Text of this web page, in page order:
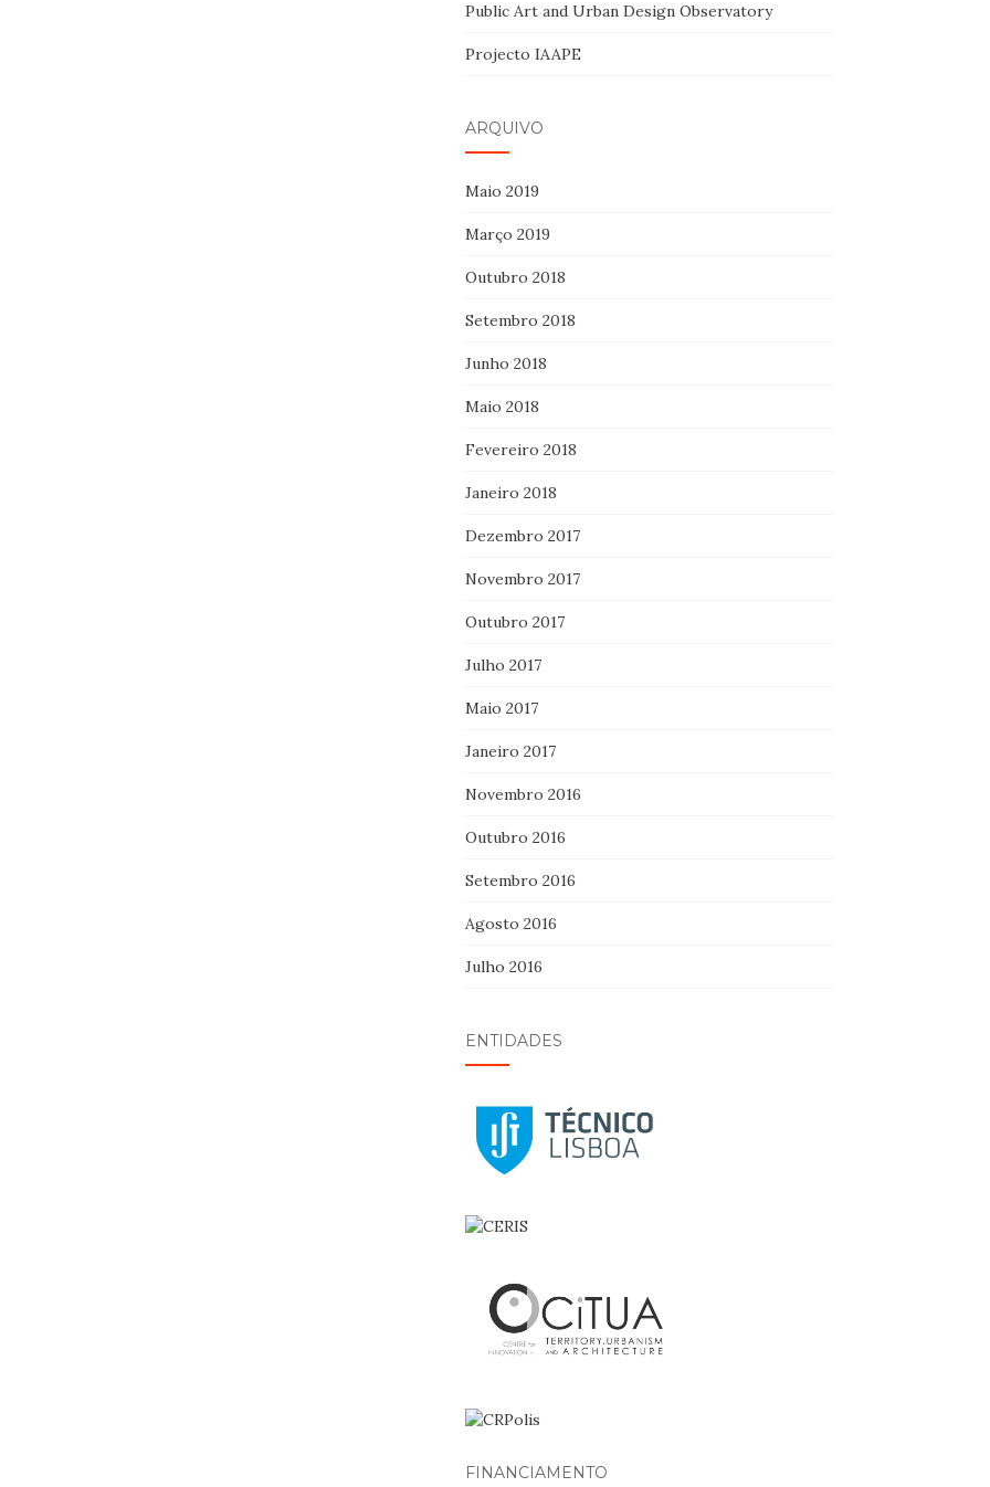
Public Art and Urban Design Observatory
Projecto IAAPE
ARQUIVO
Maio 2019
Março 2019
Outubro 2018
Setembro 2018
Junho 2018
Maio 2018
Fevereiro 2018
Janeiro 2018
Dezembro 2017
Novembro 2017
Outubro 2017
Julho 2017
Maio 2017
Janeiro 2017
Novembro 2016
Outubro 2016
Setembro 2016
Agosto 2016
Julho 2016
ENTIDADES
FINANCIAMENTO